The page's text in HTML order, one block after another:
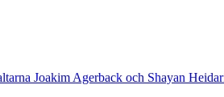
Joakim Agerback och Shayan